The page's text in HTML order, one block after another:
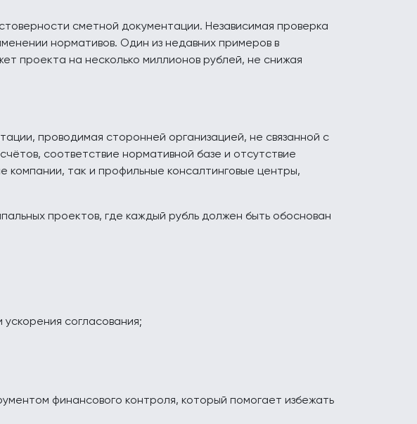
сметной документации. Независимая проверка
нормативов. Один из недавних примеров в
проекта на несколько миллионов рублей, не снижая
проводимая сторонней организацией, не связанной с
соответствие нормативной базе и отсутствие
компании, так и профильные консалтинговые центры,
проектов, где каждый рубль должен быть обоснован
согласования;
финансового контроля, который помогает избежать